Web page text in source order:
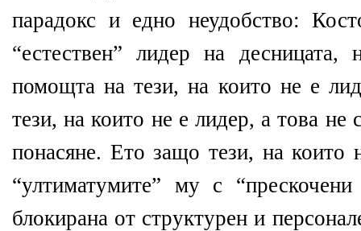
парадокс и едно неудобство:
“естествен” лидер на
помощта на тези, на които не е
тези, на които не е лидер, а това не
понасяне. Ето защо тези, на които
“ултиматумите” му с
блокирана от структурен и